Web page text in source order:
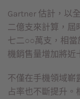
Gartner 估計，以
二億支來計算，屆
七二○○萬支，相
機銷售量增加將近
不僅在手機領域嶄
占率也不斷提升